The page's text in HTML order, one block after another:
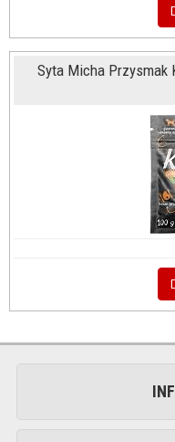
Syta Micha Przysmak